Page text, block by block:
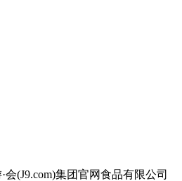
会(J9.com)集团官网食品有限公司